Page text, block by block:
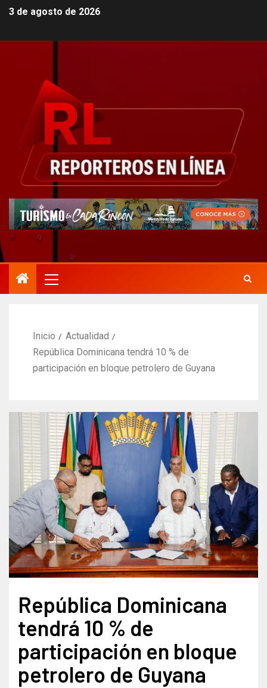
3 de agosto de 2026
Inicio
Actualidad
República Dominicana tendrá 10 % de
participación en bloque petrolero de Guyana
República Dominicana
tendrá 10 % de
participación en bloque
petrolero de Guyana